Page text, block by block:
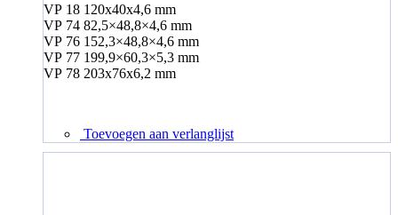
VP 18 120x40x4,6 mm
VP 74 82,5×48,8×4,6 mm
VP 76 152,3×48,8×4,6 mm
VP 77 199,9×60,3×5,3 mm
VP 78 203x76x6,2 mm
Toevoegen aan verlanglijst